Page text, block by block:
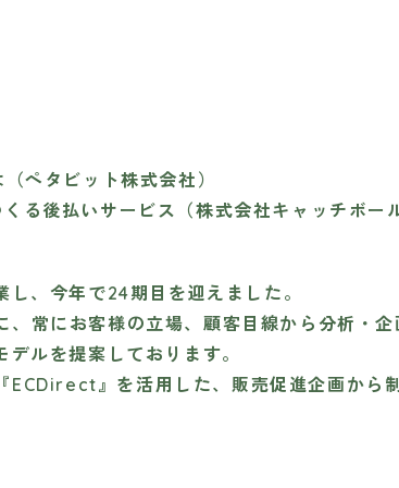
ペタビット株式会社）
後払いサービス（株式会社キャッチボール
、今年で24期目を迎えました。
常にお客様の立場、顧客目線から分析・企
ルを提案しております。
』を活用した、販売促進企画から